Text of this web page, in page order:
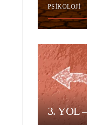
PSIKOLOJI
3. YOL